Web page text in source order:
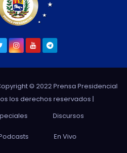
© 2022 Prensa Presidencial
los derechos reservados |
Discursos
En Vivo